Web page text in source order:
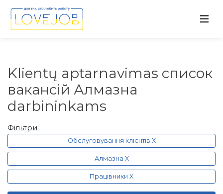
Klientų aptarnavimas список
вакансій Алмазна
darbininkams
Фільтри:
Обслуговування клієнтів X
Алмазна X
Працівники X